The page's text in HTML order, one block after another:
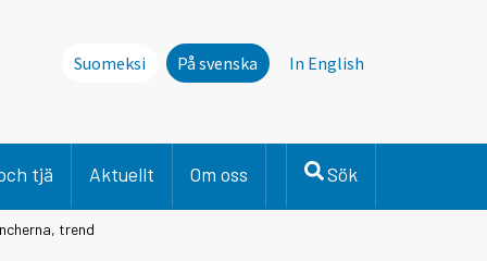
Suomeksi På svenska In English
tjä Aktuellt Om oss Sök
trend